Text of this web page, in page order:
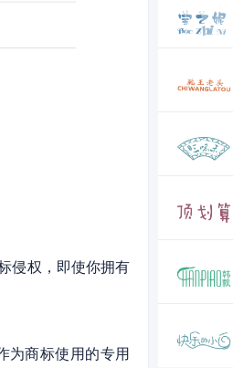
侵权，即使你拥有
为商标使用的专用